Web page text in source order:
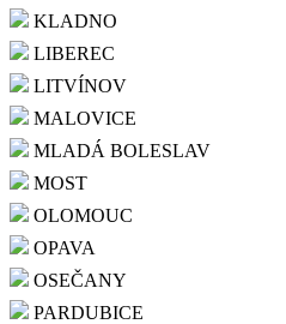
KLADNO
LIBEREC
LITVÍNOV
MALOVICE
MLADÁ BOLESLAV
MOST
OLOMOUC
OPAVA
OSEČANY
PARDUBICE